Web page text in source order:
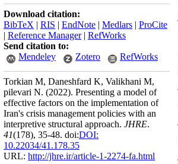
Download citation:
BibTeX | RIS | EndNote | Medlars | ProCite
| Reference Manager| RefWorks
Send citation to:
Mendeley
Zotero RefWorks
Torkian M, Daneshfard K, Valikhani M,
pilevari N. (2022). Presenting a model of
effective factors on the implementation of
Iran's crisis management policies with an
interpretive structural approach. JHRE.
41(178), 35-48. doi:DOI:
10.22034/41.178.35
URL: http://jhre.ir/article-1-2274-fa.html